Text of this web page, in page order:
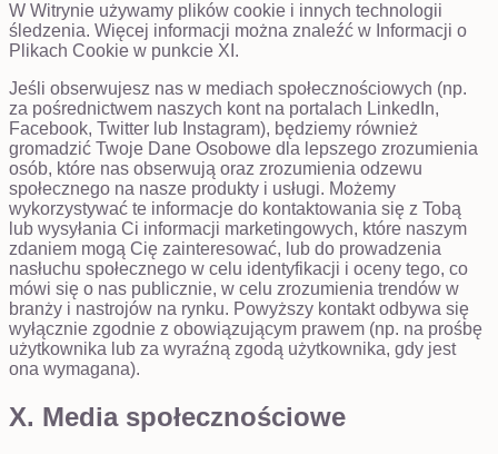
W Witrynie używamy plików cookie i innych technologii
śledzenia. Więcej informacji można znaleźć w Informacji o
Plikach Cookie w punkcie XI.
Jeśli obserwujesz nas w mediach społecznościowych (np.
za pośrednictwem naszych kont na portalach LinkedIn,
Facebook, Twitter lub Instagram), będziemy również
gromadzić Twoje Dane Osobowe dla lepszego zrozumienia
osób, które nas obserwują oraz zrozumienia odzewu
społecznego na nasze produkty i usługi. Możemy
wykorzystywać te informacje do kontaktowania się z Tobą
lub wysyłania Ci informacji marketingowych, które naszym
zdaniem mogą Cię zainteresować, lub do prowadzenia
nasłuchu społecznego w celu identyfikacji i oceny tego, co
mówi się o nas publicznie, w celu zrozumienia trendów w
branży i nastrojów na rynku. Powyższy kontakt odbywa się
wyłącznie zgodnie z obowiązującym prawem (np. na prośbę
użytkownika lub za wyraźną zgodą użytkownika, gdy jest
ona wymagana).
X. Media społecznościowe